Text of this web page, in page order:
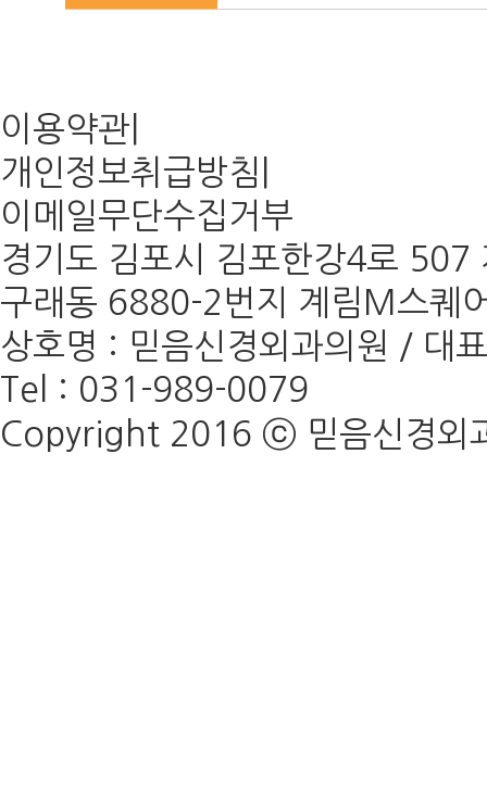
이용약관
개인정보취급방침
이메일무단수집거부
경기도 김포시 김포한강4로
구래동 6880-2번지 계림M스퀘
상호명 : 믿음신경외과의원 /
Tel : 031-989-0079
Copyright 2016 ⓒ 믿음신경외